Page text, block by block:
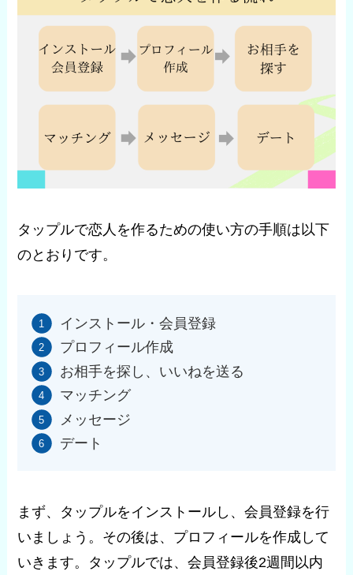
タップルで恋人を作るための使い方の手順は以下
のとおりです。
インストール・会員登録
プロフィール作成
お相手を探し、いいねを送る
マッチング
メッセージ
デート
まず、タップルをインストールし、会員登録を行
いましょう。その後は、プロフィールを作成して
いきます。タップルでは、会員登録後2週間以内